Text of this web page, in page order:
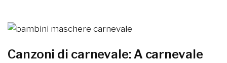
Canzoni di carnevale: A carnevale